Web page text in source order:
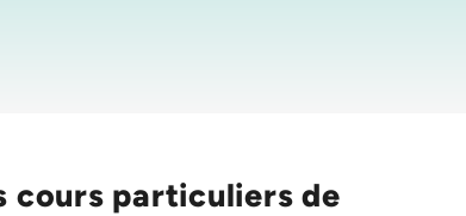
cours particuliers de